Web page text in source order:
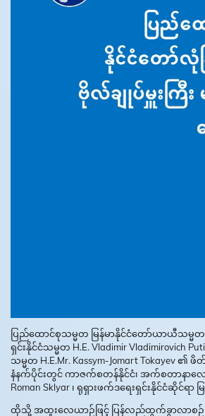
ပြည်ထောင်စုသမ္မတ မြန်မာနိုင်ငံတော်ယာယီသမ္မတ
ရှင်းနိုင်ငံသမ္မတ H.E. Vladimir
သမ္မတ H.E.Mr. Kassym-Jomart
နံနက်ပိုင်းတွင် ကာဇက်စတန်နိုင်ငံ၊ အက်စတာနာလေ
Roman Sklyar ၊ ရုရှားဖက်ဒရေးရှင်းနိုင်ငံ
ထိုသို့ အထူးလေယာဉ်ဖြင့် ပြန်လည်ထွက်ခွာလာစဉ် နို